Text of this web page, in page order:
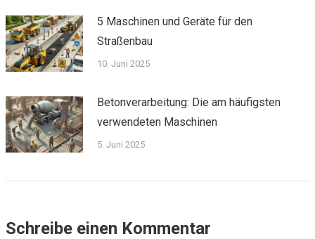
5 Maschinen und Geräte für den
Straßenbau
10. Juni 2025
Betonverarbeitung: Die am häufigsten
verwendeten Maschinen
5. Juni 2025
Schreibe einen Kommentar